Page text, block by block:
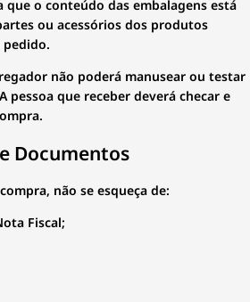
que o conteúdo das embalagens está
ou acessórios dos produtos
pedido.
não poderá manusear ou testar
pessoa que receber deverá checar e
Documentos
não se esqueça de:
Fiscal;